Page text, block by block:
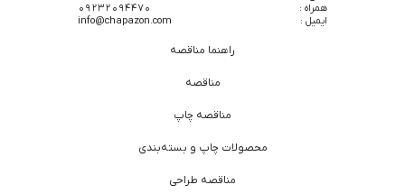
همراه :
09232094470
ایمیل :
info@chapazon.com
راهنما مناقصه
مناقصه
مناقصه چاپ
محصولات چاپ و بسته‌بندی
مناقصه طراحی